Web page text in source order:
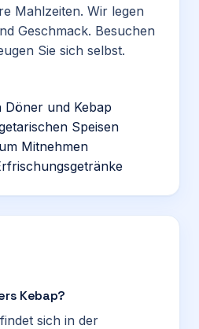
Mahlzeiten. Wir legen
Geschmack. Besuchen
Sie sich selbst.
und Kebap
Speisen
Mitnehmen
Kebap?
sich in der